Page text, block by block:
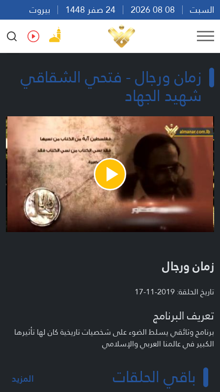
السبت
بيروت
00:13
Ar En Fr Es
زمان ورجال - فتحي الشقاقي
شهيد الجهاد
Play
Video
زمان ورجال
تاريخ الحلقة: 2019-11-17
تعريف البرنامج
برنامج وثائقي يسلط الضوء على شخصيات تاريخية كان لها تأثيرها
الكبير في عالمنا العربي والإسلامي
باقي الحلقات المزيد